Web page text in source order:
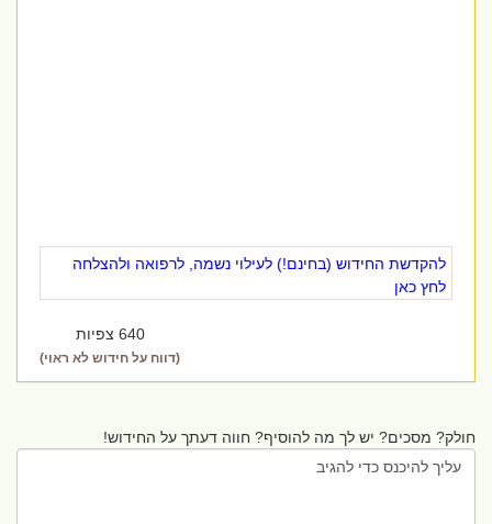
להקדשת החידוש (בחינם!) לעילוי נשמה, לרפואה ולהצלחה
לחץ כאן
640 צפיות
(דווח על חידוש לא ראוי)
חולק? מסכים? יש לך מה להוסיף? חווה דעתך על החידוש!